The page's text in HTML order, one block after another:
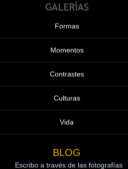
Formas
Momentos
Contrastes
Culturas
Vida
BLOG
Escribo a través de las fotografías